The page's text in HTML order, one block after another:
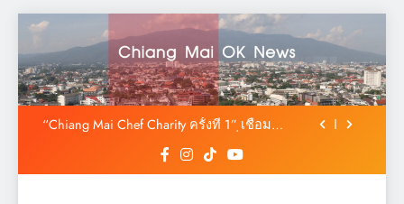
Skip
content
สมาพันธ์ SME ไทย ยื่น ‘สมุดปกน้ำเงิน’ ถึง
รัฐบาล ชง 5 วาระปฏิรูป MSME ดัน ‘MSME
Plus’ เป็นวาระแห่งชาติ
ค่ำคืนแห่งมิตรภาพและความทรงจำ ปิดท้าย
การประชุมวิชาการนานาชาติ The 10th AAHRS
Scientific Meeting 2026
“Chiang Mai Chef Charity ครั้งที่ 1” เชื่อม
เกษตรกรสู่ครัวอาหาร สร้างความมั่นคงทาง
อาหารด้วยวัตถุดิบท้องถิ่นปลอดภัย
ไทยเป็นเจ้าภาพ AAHRS 2026 ชู AI และ
นวัตกรรมการแพทย์ ผลักดัน Medical Hub และ
ศูนย์กลางปลูกผมแห่งเอเชีย